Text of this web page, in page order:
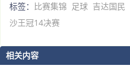
标签： 比赛集锦 足球 吉达国民
沙王冠14决赛
相关内容